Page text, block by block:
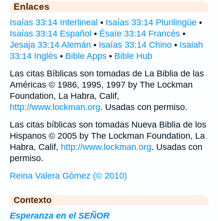
Enlaces
Isaías 33:14 Interlineal • Isaías 33:14 Plurilingüe •
Isaías 33:14 Español • Ésaïe 33:14 Francés •
Jesaja 33:14 Alemán • Isaías 33:14 Chino • Isaiah
33:14 Inglés • Bible Apps • Bible Hub
Las citas Bíblicas son tomadas de La Biblia de las
Américas © 1986, 1995, 1997 by The Lockman
Foundation, La Habra, Calif,
http://www.lockman.org. Usadas con permiso.
Las citas bíblicas son tomadas Nueva Biblia de los
Hispanos © 2005 by The Lockman Foundation, La
Habra, Calif, http://www.lockman.org. Usadas con
permiso.
Reina Valera Gómez (© 2010)
Contexto
Esperanza en el SEÑOR